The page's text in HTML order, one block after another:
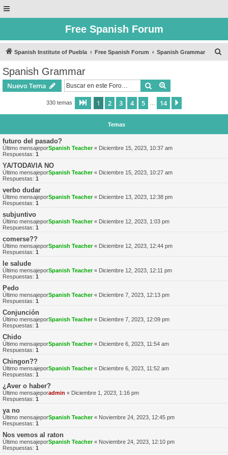
Free Spanish Forum
Spanish Institute of Puebla Free Spanish Forum Spanish Grammar
Spanish Grammar
Nuevo Tema Buscar
330 temas Página de 14
1 2 3 4 5 14
Temas
futuro del pasado?
Último mensajeporSpanish Teacher« Diciembre 15, 2023, 10:37 am
Respuestas: 1
YA/TODAVIA NO
Último mensajeporSpanish Teacher« Diciembre 15, 2023, 10:27 am
Respuestas: 1
verbo dudar
Último mensajeporSpanish Teacher« Diciembre 13, 2023, 12:38 pm
Respuestas: 1
subjuntivo
Último mensajeporSpanish Teacher« Diciembre 12, 2023, 1:03 pm
Respuestas: 1
comerse??
Último mensajeporSpanish Teacher« Diciembre 12, 2023, 12:44 pm
Respuestas: 1
le salude
Último mensajeporSpanish Teacher« Diciembre 12, 2023, 12:11 pm
Respuestas: 1
Pedo
Último mensajeporSpanish Teacher« Diciembre 7, 2023, 12:13 pm
Respuestas: 1
Conjunción
Último mensajeporSpanish Teacher« Diciembre 7, 2023, 12:09 pm
Respuestas: 1
Chido
Último mensajeporSpanish Teacher« Diciembre 6, 2023, 11:54 am
Respuestas: 1
Chingon??
Último mensajeporSpanish Teacher« Diciembre 6, 2023, 11:52 am
Respuestas: 1
¿Aver o haber?
Último mensajeporadmin « Diciembre 1, 2023, 1:16 pm
Respuestas: 1
ya no
Último mensajeporSpanish Teacher« Noviembre 24, 2023, 12:45 pm
Respuestas: 1
Nos vemos al raton
Último mensajeporSpanish Teacher« Noviembre 24, 2023, 12:10 pm
Respuestas: 1